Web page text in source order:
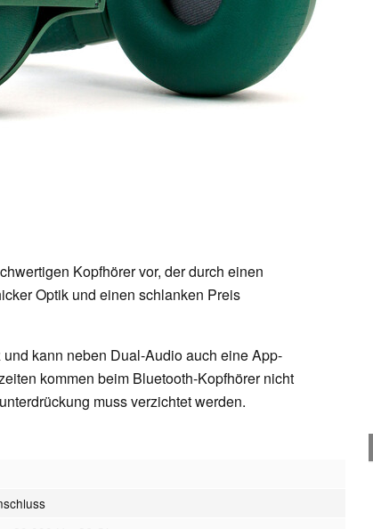
Kopfhörer vor, der durch einen
Optik und einen schlanken Preis
kann neben Dual-Audio auch eine App-
kommen beim Bluetooth-Kopfhörer nicht
muss verzichtet werden.